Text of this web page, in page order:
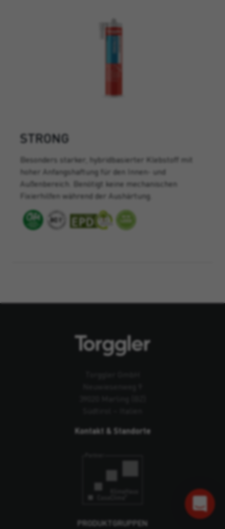
STRONG
Besonders starker, hybridbasierter Klebstoff mit
hoher Anfangshaftung für den Innen- und
Außenbereich. Benötigt keine mechanischen
Fixierhilfen während der Aushärtung.
Kontakt & Standorte
PRODUKTGRUPPEN